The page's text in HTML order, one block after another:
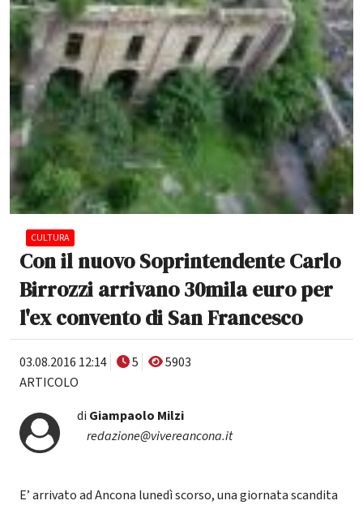
CULTURA
Con il nuovo Soprintendente Carlo
Birrozzi arrivano 30mila euro per
l'ex convento di San Francesco
03.08.2016 12:14 5
5903
ARTICOLO
di Giampaolo Milzi
redazione@vivereancona.it
E’ arrivato ad Ancona lunedì scorso, una giornata scandita